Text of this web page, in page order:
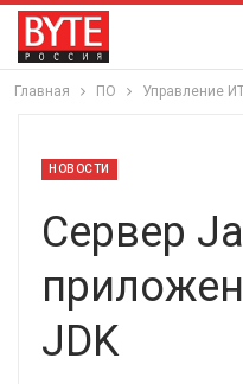
Главная ПО Управление
НОВОСТИ
Сервер
JDK